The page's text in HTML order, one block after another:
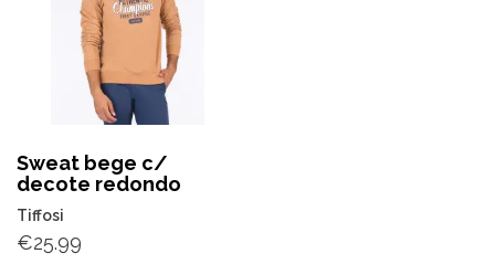
Sweat bege c/
decote redondo
Tiffosi
€25.99